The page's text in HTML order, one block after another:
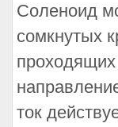
Соленоид
сомкнутых
ток